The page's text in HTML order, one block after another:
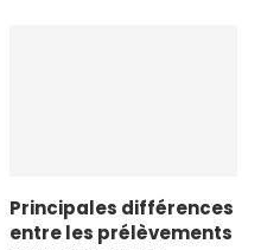
Principales différences
entre les prélèvements